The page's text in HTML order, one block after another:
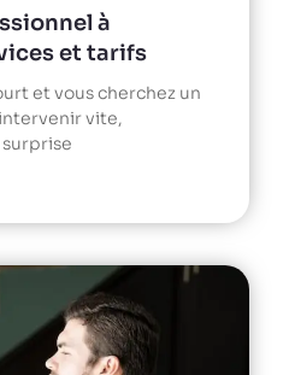
à
et tarifs
et vous cherchez un
vite,